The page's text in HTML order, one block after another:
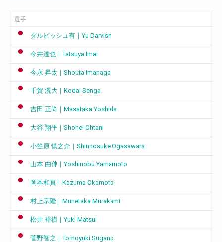
選手
ダルビッシュ有｜Yu Darvish
今井達也｜Tatsuya Imai
今永 昇太｜Shouta Imanaga
千賀 滉大｜Kodai Senga
吉田 正尚｜Masataka Yoshida
大谷 翔平｜Shohei Ohtani
小笠原 慎之介｜Shinnosuke Ogasawara
山本 由伸｜Yoshinobu Yamamoto
岡本和真｜Kazuma Okamoto
村上宗隆｜Munetaka Murakami
松井 裕樹｜Yuki Matsui
菅野智之｜Tomoyuki Sugano